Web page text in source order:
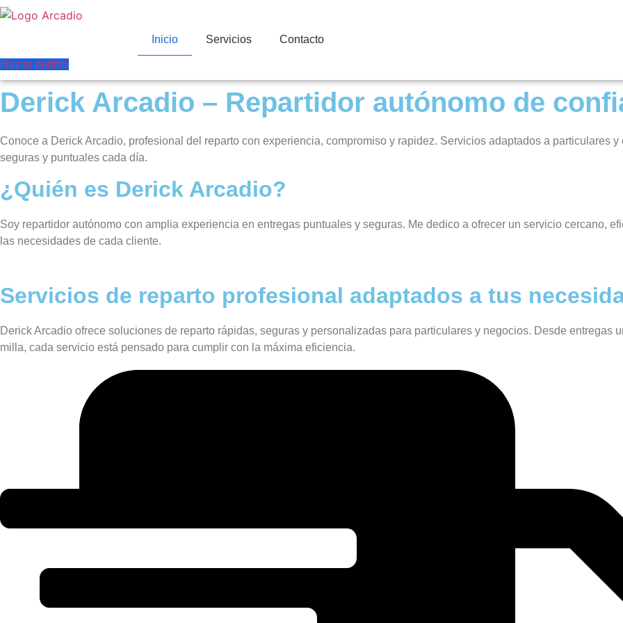
Ir
Inicio Servicios Contacto
Haz tu pedido
Derick Arcadio – Repartidor autónomo de
Conoce a Derick Arcadio, profesional del reparto con experiencia, compromiso y rapidez. Servicios adaptados a particulares
seguras y puntuales cada día.
¿Quién es Derick Arcadio?
Soy repartidor autónomo con amplia experiencia en entregas puntuales y seguras. Me dedico a ofrecer un servicio cercano,
las necesidades de cada cliente.
Servicios de reparto profesional adaptados a tus
Derick Arcadio ofrece soluciones de reparto rápidas, seguras y personalizadas para particulares y negocios. Desde entregas
milla, cada servicio está pensado para cumplir con la máxima eficiencia.